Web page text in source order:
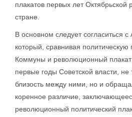
плакатов первых лет
стране.
В основном следует согласиться
который, сравнивая
Коммуны и революционный
первые годы Советской власти, не
близость между ними, но и
коренное различие,
революционный политический